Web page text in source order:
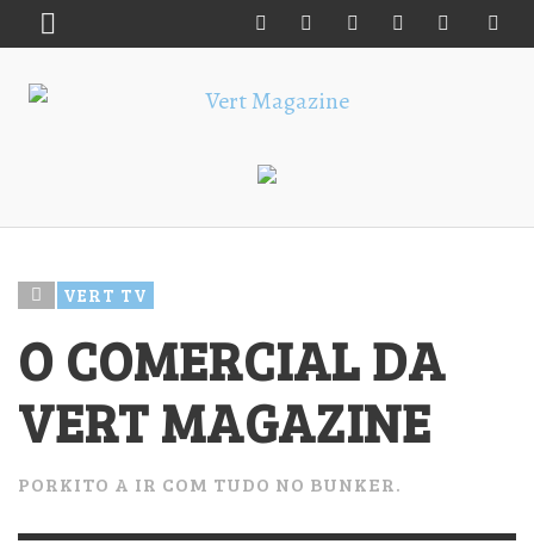
VERT TV
O COMERCIAL DA
VERT MAGAZINE
PORKITO A IR COM TUDO NO BUNKER.